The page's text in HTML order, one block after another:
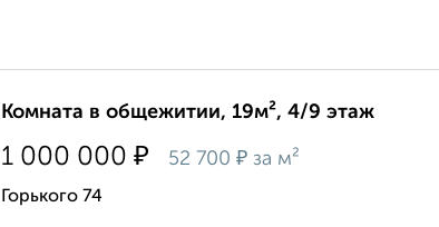
Комната в общежитии, 19м², 4/9 этаж
1 000 000 ₽ 52 700 ₽ за м²
Горького 74